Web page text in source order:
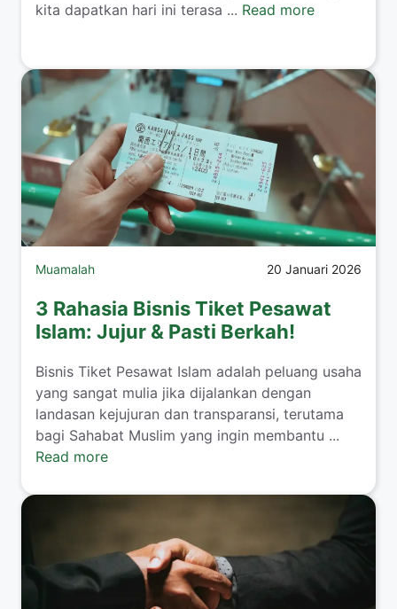
kita dapatkan hari ini terasa ... Read more
Muamalah 20 Januari 2026
3 Rahasia Bisnis Tiket Pesawat
Islam: Jujur & Pasti Berkah!
​Bisnis Tiket Pesawat Islam adalah peluang usaha
yang sangat mulia jika dijalankan dengan
landasan kejujuran dan transparansi, terutama
bagi Sahabat Muslim yang ingin membantu ...
Read more